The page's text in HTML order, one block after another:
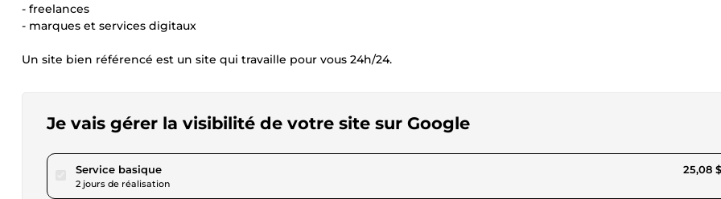
- freelances
- marques et services digitaux
Un site bien référencé est un site qui travaille pour vous 24h/24.
Je vais gérer la visibilité de votre site sur Google
Service basiquepour 23,11 $US
2 jours de réalisation
25,08